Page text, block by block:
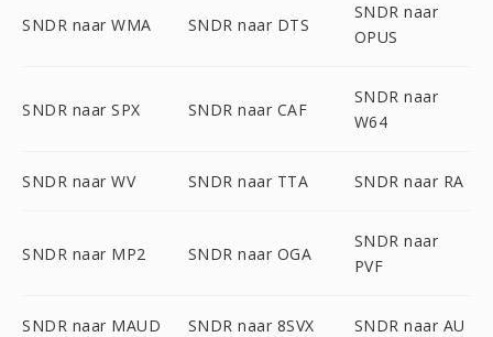
SNDR naar WMA SNDR naar DTS
SNDR naar
OPUS
SNDR naar SPX SNDR naar CAF
SNDR naar
W64
SNDR naar WV SNDR naar TTA SNDR naar RA
SNDR naar MP2 SNDR naar OGA
SNDR naar
PVF
SNDR naar MAUD SNDR naar 8SVX SNDR naar AU